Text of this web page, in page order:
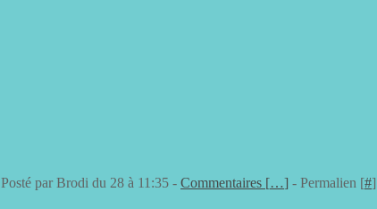
Posté par Brodi du 28 à 11:35 - Commentaires […] - Permalien [#]